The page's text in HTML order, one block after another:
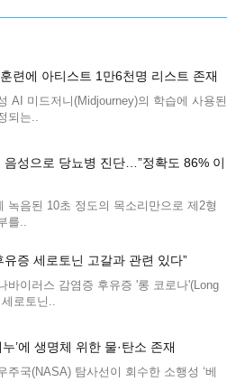
련에 아티스트 1만6천명 리스트 존재
AI 미드저니(Midjourney)의 학습에 사용된
되는..
음성으로 당뇨병 진단…”정확도 86% 이
녹음된 10초 정도의 목소리만으로 제2형
를..
유증 세로토닌 고갈과 관련 있다”
바이러스 감염증 후유증 '롱 코로나'(Long
로토닌..
누’에 생명체 위한 물·탄소 존재
주국(NASA) 탐사선이 회수한 소행성 ‘베